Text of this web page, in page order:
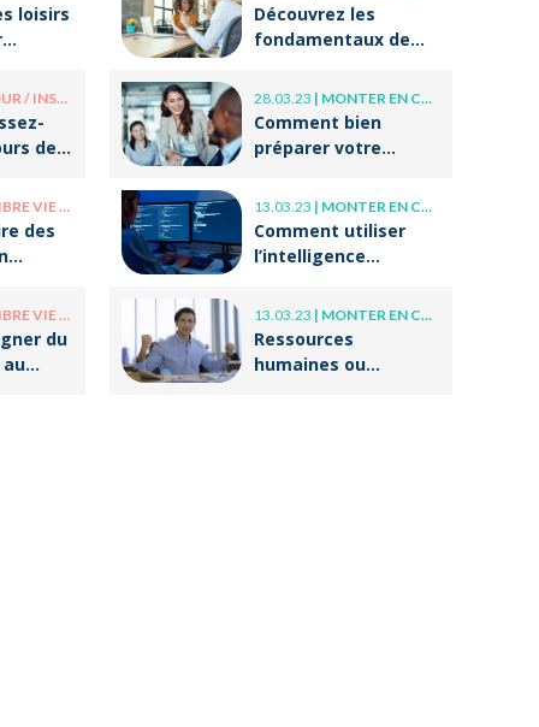
loisirs
/ INSOLITE
de
/ VIE PERSO
des
/ VIE PERSO
du
Découvrez les
fondamentaux de
et du coaching !
28.03.23 | MONTER EN COMPÉTENCE
Comment bien
préparer votre
professionnelle ?
13.03.23 | MONTER EN COMPÉTENCE
Comment utiliser
l’intelligence
ses écrits
professionnels ?
13.03.23 | MONTER EN COMPÉTENCE
Ressources
humaines ou